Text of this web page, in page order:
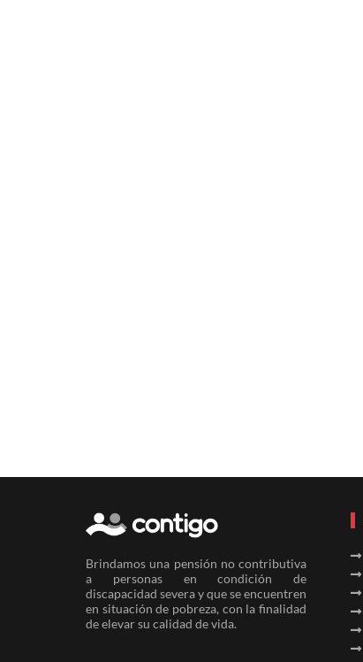
Brindamos una pensión no contributiva
a personas en condición de
discapacidad severa y que se encuentren
en situación de pobreza, con la finalidad
de elevar su calidad de vida.